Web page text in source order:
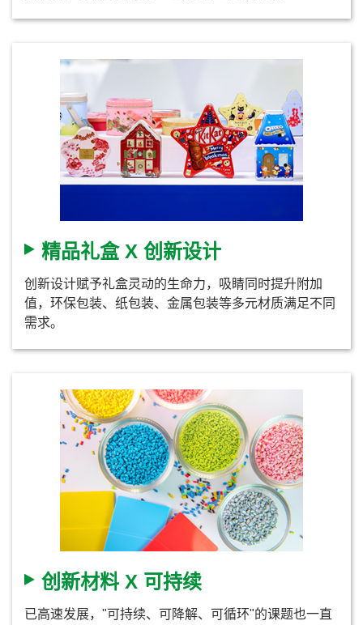
精品礼盒 X 创新设计
创新设计赋予礼盒灵动的生命力，吸睛同时提升附加
值，环保包装、纸包装、金属包装等多元材质满足不同
需求。
创新材料 X 可持续
已高速发展，"可持续、可降解、可循环"的课题也一直